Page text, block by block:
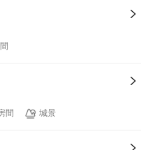
滿HKD100享減HKD10
間 城景